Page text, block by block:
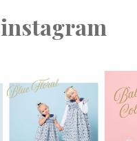
instagram